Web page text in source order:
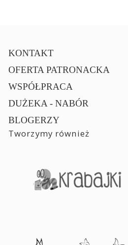
KONTAKT
OFERTA PATRONACKA
WSPÓŁPRACA
DUŻEKA - NABÓR
BLOGERZY
Tworzymy również